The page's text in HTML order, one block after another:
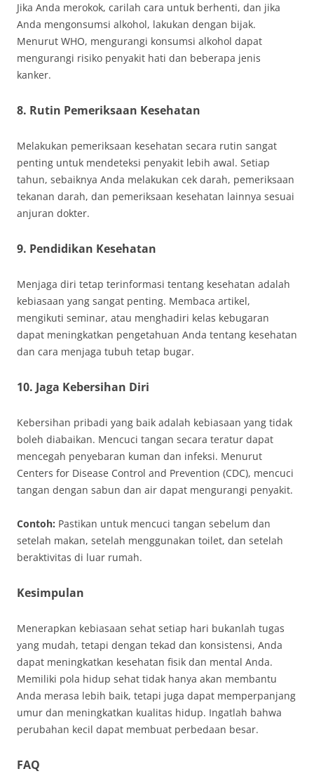
Jika Anda merokok, carilah cara untuk berhenti, dan jika
Anda mengonsumsi alkohol, lakukan dengan bijak.
Menurut WHO, mengurangi konsumsi alkohol dapat
mengurangi risiko penyakit hati dan beberapa jenis
kanker.
8. Rutin Pemeriksaan Kesehatan
Melakukan pemeriksaan kesehatan secara rutin sangat
penting untuk mendeteksi penyakit lebih awal. Setiap
tahun, sebaiknya Anda melakukan cek darah, pemeriksaan
tekanan darah, dan pemeriksaan kesehatan lainnya sesuai
anjuran dokter.
9. Pendidikan Kesehatan
Menjaga diri tetap terinformasi tentang kesehatan adalah
kebiasaan yang sangat penting. Membaca artikel,
mengikuti seminar, atau menghadiri kelas kebugaran
dapat meningkatkan pengetahuan Anda tentang kesehatan
dan cara menjaga tubuh tetap bugar.
10. Jaga Kebersihan Diri
Kebersihan pribadi yang baik adalah kebiasaan yang tidak
boleh diabaikan. Mencuci tangan secara teratur dapat
mencegah penyebaran kuman dan infeksi. Menurut
Centers for Disease Control and Prevention (CDC), mencuci
tangan dengan sabun dan air dapat mengurangi penyakit.
Contoh: Pastikan untuk mencuci tangan sebelum dan
setelah makan, setelah menggunakan toilet, dan setelah
beraktivitas di luar rumah.
Kesimpulan
Menerapkan kebiasaan sehat setiap hari bukanlah tugas
yang mudah, tetapi dengan tekad dan konsistensi, Anda
dapat meningkatkan kesehatan fisik dan mental Anda.
Memiliki pola hidup sehat tidak hanya akan membantu
Anda merasa lebih baik, tetapi juga dapat memperpanjang
umur dan meningkatkan kualitas hidup. Ingatlah bahwa
perubahan kecil dapat membuat perbedaan besar.
FAQ